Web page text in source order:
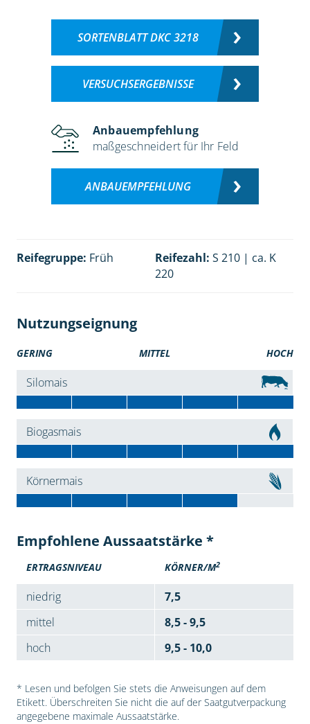
SORTENBLATT DKC 3218
VERSUCHSERGEBNISSE
Anbauempfehlung
maßgeschneidert für Ihr Feld
ANBAUEMPFEHLUNG
Reifegruppe: Früh Reifezahl: S 210 | ca. K
220
Nutzungseignung
GERING MITTEL HOCH
Silomais
Biogasmais
Körnermais
Empfohlene Aussaatstärke *
ERTRAGSNIVEAU KÖRNER/M2
niedrig
7,5
mittel
8,5 - 9,5
hoch
9,5 - 10,0
* Lesen und befolgen Sie stets die Anweisungen auf dem
Etikett. Überschreiten Sie nicht die auf der Saatgutverpackung
angegebene maximale Aussaatstärke.